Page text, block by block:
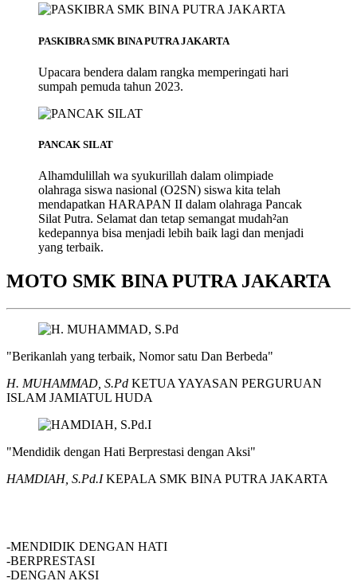
PASKIBRA SMK BINA PUTRA JAKARTA
Upacara bendera dalam rangka memperingati hari
sumpah pemuda tahun 2023.
PANCAK SILAT
Alhamdulillah wa syukurillah dalam olimpiade
olahraga siswa nasional (O2SN) siswa kita telah
mendapatkan HARAPAN II dalam olahraga Pancak
Silat Putra. Selamat dan tetap semangat mudah²an
kedepannya bisa menjadi lebih baik lagi dan menjadi
yang terbaik.
MOTO SMK BINA PUTRA JAKARTA
"Berikanlah yang terbaik, Nomor satu Dan Berbeda"
H. MUHAMMAD, S.Pd KETUA YAYASAN PERGURUAN
ISLAM JAMIATUL HUDA
"Mendidik dengan Hati Berprestasi dengan Aksi"
HAMDIAH, S.Pd.IKEPALA SMK BINA PUTRA JAKARTA
-MENDIDIK DENGAN HATI
-BERPRESTASI
-DENGAN AKSI